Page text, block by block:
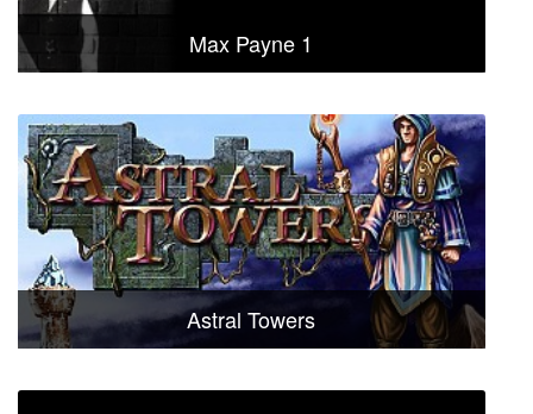
Max Payne 1
Astral Towers